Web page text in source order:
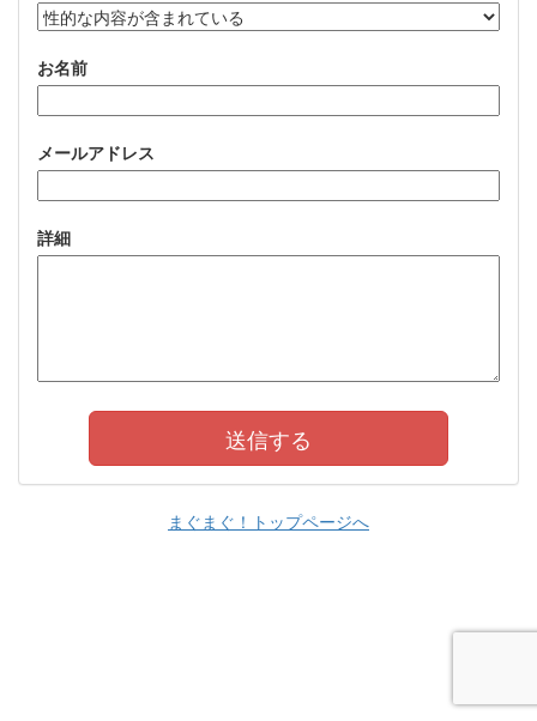
お名前
メールアドレス
詳細
まぐまぐ！トップページへ